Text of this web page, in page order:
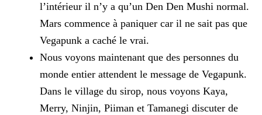
l’intérieur il n’y a qu’un Den Den Mushi normal.
Mars commence à paniquer car il ne sait pas que
Vegapunk a caché le vrai.
Nous voyons maintenant que des personnes du
monde entier attendent le message de Vegapunk.
Dans le village du sirop, nous voyons Kaya,
Merry, Ninjin, Piiman et Tamanegi discuter de